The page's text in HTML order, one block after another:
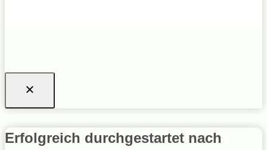
Erfolgreich durchgestartet nach